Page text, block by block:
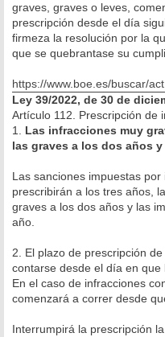
graves, graves o leves,
prescripción desde el día
firmeza la resolución por la
que se quebrantase su
https://www.boe.es/buscar/
Ley 39/2022, de 30 de
Artículo 112. Prescripción de
1. Las infracciones muy
las graves a los dos años
Las sanciones impuestas
prescribirán a los tres años,
graves a los dos años y las
año.
2. El plazo de prescripción
contarse desde el día en
En el caso de infracciones
comenzará a correr desde
Interrumpirá la prescripción